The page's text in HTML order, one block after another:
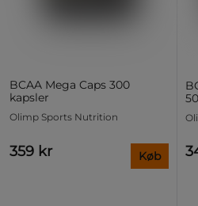
BCAA Mega Caps 300
kapsler
Olimp Sports Nutrition
359 kr Køb